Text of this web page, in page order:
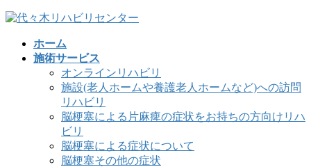
コ
ナ
ホーム
施術サービス
オンラインリハビリ
施設(老人ホームや養護老人ホームなど)への訪問
リハビリ
脳梗塞による片麻痺の症状をお持ちの方向けリハ
ビリ
脳梗塞による症状について
脳梗塞その他の症状